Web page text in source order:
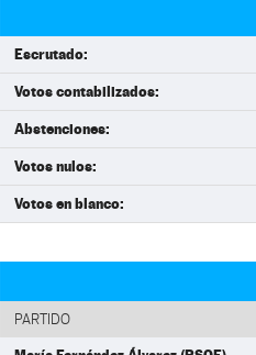
Escrutado:
Votos contabilizados:
Abstenciones:
Votos nulos:
Votos en blanco:
PARTIDO